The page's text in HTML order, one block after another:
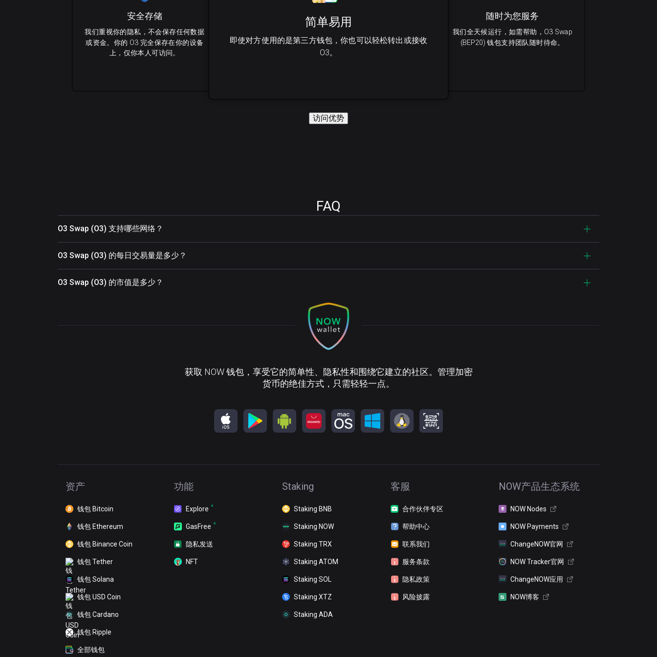
简单易用
即使对方使用的是第三方钱包，你也可以轻松转出或接收
O3。
随时为您服务
我们全天候运行，如需帮助，O3 Swap
(BEP20) 钱包支持团队随时待命。
安全存储
我们重视你的隐私，不会保存任何数据
或资金。你的 O3 完全保存在你的设备
上，仅你本人可访问。
访问优势
FAQ
O3 Swap (O3) 支持哪些网络？
O3 Swap (O3) 的每日交易量是多少？
O3 Swap (O3) 的市值是多少？
获取 NOW 钱包，享受它的简单性、隐私性和围绕它建立的社区。管理加密
货币的绝佳方式，只需轻轻一点。
资产
钱包 Bitcoin
钱包 Ethereum
钱包 Binance Coin
钱包 Tether
钱包 Solana
钱包 USD Coin
钱包 Cardano
钱包 Ripple
全部钱包
功能
Explore
GasFree
隐私发送
NFT
Staking
Staking BNB
Staking NOW
Staking TRX
Staking ATOM
Staking SOL
Staking XTZ
Staking ADA
客服
合作伙伴专区
帮助中心
联系我们
服务条款
隐私政策
风险披露
NOW产品生态系统
NOW Nodes
NOW Payments
ChangeNOW官网
NOW Tracker官网
ChangeNOW应用
NOW博客